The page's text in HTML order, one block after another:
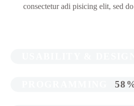
consectetur adi pisicing elit, sed